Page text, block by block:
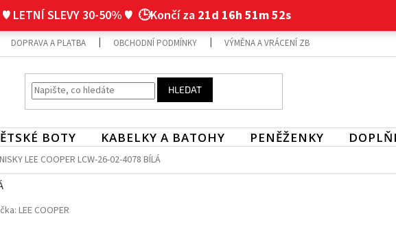
♥ LETNÍ SLEVY 30-50% ♥ 🕒Končí za 21d 16h 51m 51s
DOPRAVA A PLATBA OBCHODNÍ PODMÍNKY VÝMĚNA A VRÁCENÍ ZBOŽÍ
HLEDAT
BOTY KABELKY A BATOHY PENĚŽENKY
LEE COOPER LCW-26-02-4078 BÍLÁ
LEE COOPER